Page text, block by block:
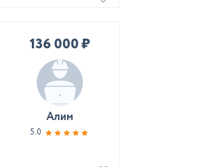
136 000 ₽
Алим
5.0